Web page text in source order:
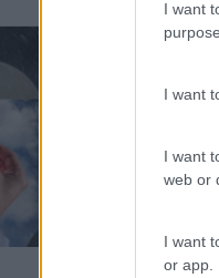
I want
I want
I want
web or
I want
or app.